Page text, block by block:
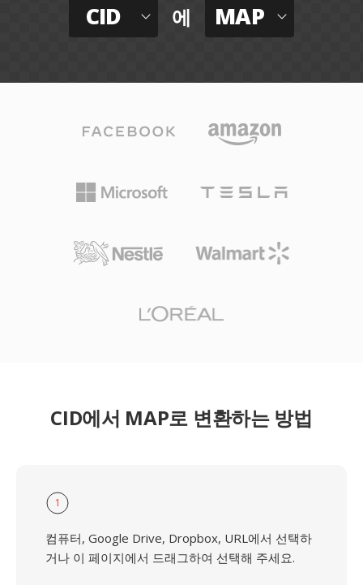
CID 에 MAP
CID에서 MAP로 변환하는 방법
1
컴퓨터, Google Drive, Dropbox, URL에서 선택하
거나 이 페이지에서 드래그하여 선택해 주세요.